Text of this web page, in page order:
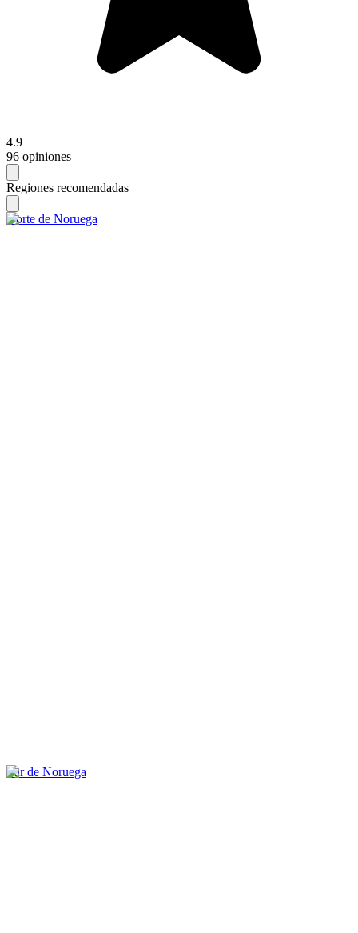
4.9
96 opiniones
Regiones recomendadas
Norte de Noruega
Sur de Noruega